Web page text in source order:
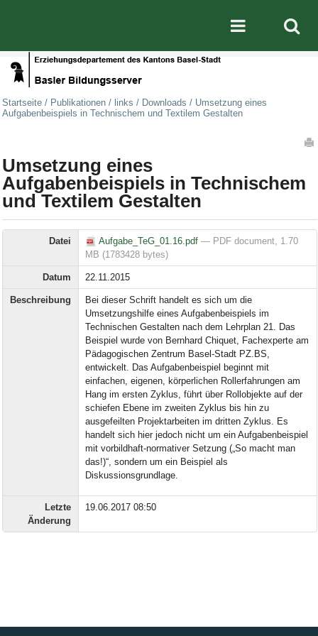
Mobile
Startseite / Publikationen / links / Downloads / Umsetzung eines
Aufgabenbeispiels in Technischem und Textilem Gestalten
Umsetzung eines
Aufgabenbeispiels in Technischem
und Textilem Gestalten
Datei Aufgabe_TeG_01.16.pdf— PDF document, 1.70
MB (1783428 bytes)
Datum 22.11.2015
Beschreibung
Bei dieser Schrift handelt es sich um die
Umsetzungshilfe eines Aufgabenbeispiels im
Technischen Gestalten nach dem Lehrplan 21. Das
Beispiel wurde von Bernhard Chiquet, Fachexperte am
Pädagogischen Zentrum Basel-Stadt PZ.BS,
entwickelt. Das Aufgabenbeispiel beginnt mit
einfachen, eigenen, körperlichen Rollerfahrungen am
Hang im ersten Zyklus, führt über Rollobjekte auf der
schiefen Ebene im zweiten Zyklus bis hin zu
ausgefeilten Projektarbeiten im dritten Zyklus. Es
handelt sich hier jedoch nicht um ein Aufgabenbeispiel
mit vorbildhaft-normativer Setzung („So macht man
das!)“, sondern um ein Beispiel als
Diskussionsgrundlage.
Letzte
Änderung
19.06.2017 08:50